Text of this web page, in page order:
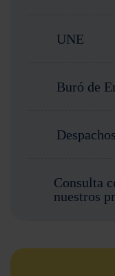
UNE
Buró de
Consulta
nuestros